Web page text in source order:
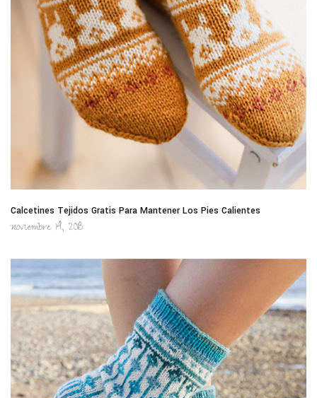
Calcetines Tejidos Gratis Para Mantener Los Pies Calientes
noviembre 14, 2018